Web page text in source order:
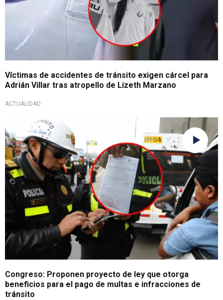
Víctimas de accidentes de tránsito exigen cárcel para
Adrián Villar tras atropello de Lizeth Marzano
ACTUALIDAD
Reactivará el sector formal
Congreso: Proponen proyecto de ley que otorga
beneficios para el pago de multas e infracciones de
tránsito